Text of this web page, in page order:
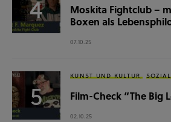
Moskita Fightclub –
Boxen als
07.10.25
KUNST UND KULTUR
Film-Check “The Big
02.10.25